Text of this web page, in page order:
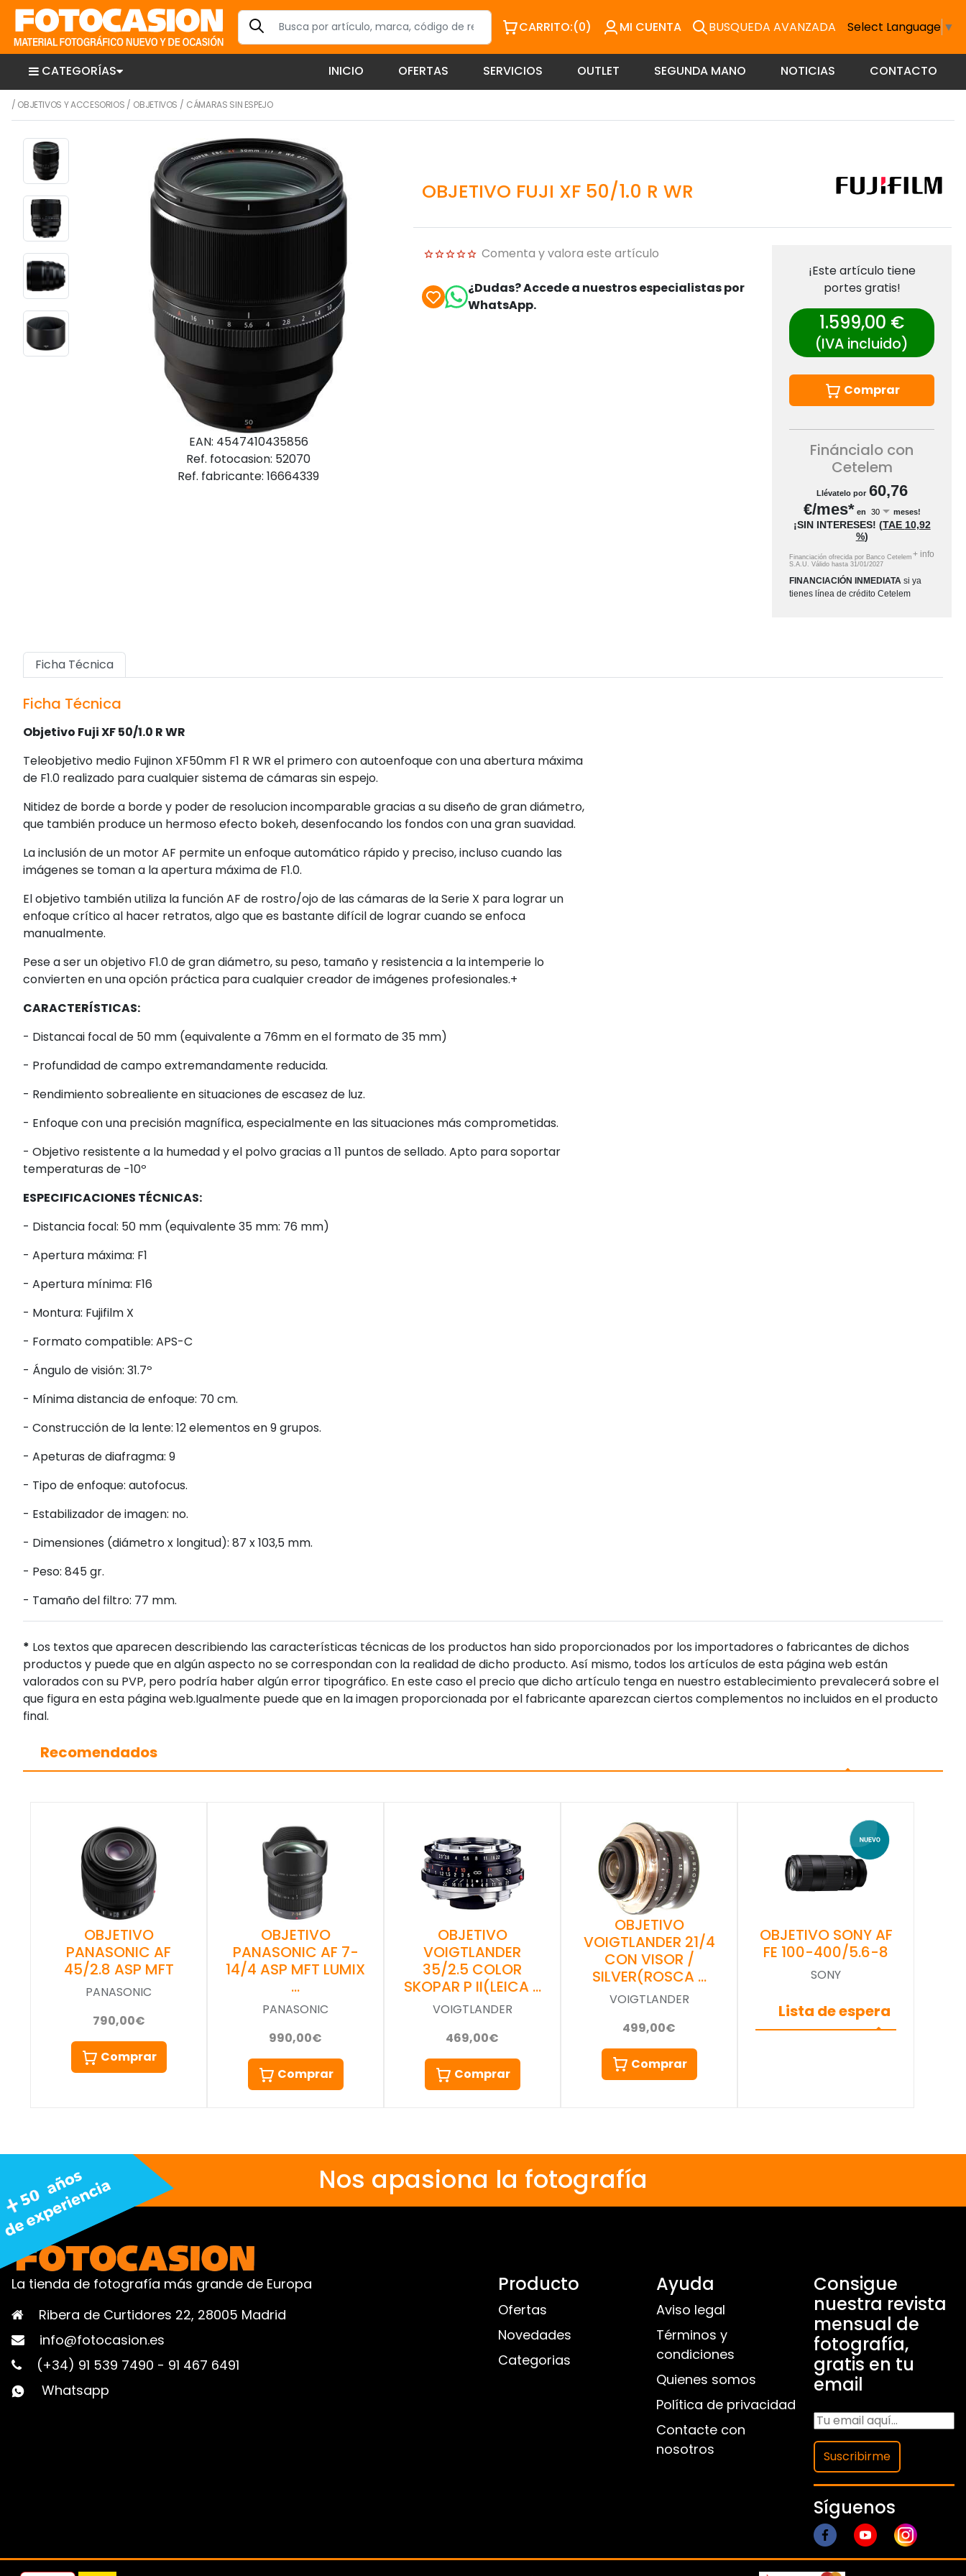
CARRITO:(0) MI CUENTA BUSQUEDA AVANZADA Select Language ▼
CATEGORÍAS INICIO OFERTAS SERVICIOS OUTLET SEGUNDA MANO NOTICIAS CONTACTO
/ OBJETIVOS Y ACCESORIOS / OBJETIVOS / CÁMARAS SIN ESPEJO
EAN: 4547410435856
Ref. fotocasion: 52070
Ref. fabricante: 16664339
OBJETIVO FUJI XF 50/1.0 R WR
Comenta y valora este artículo
¿Dudas? Accede a nuestros especialistas por
WhatsApp.
¡Este artículo tiene
portes gratis!
1.599,00 €
(IVA incluido)
Comprar
Fináncialo con
Cetelem
Llévatelo por 60,76
€/mes* en meses!
¡SIN INTERESES! (TAE 10,92
%)
Financiación ofrecida por Banco Cetelem
S.A.U.Válido hasta31/01/2027
+ info
FINANCIACIÓN INMEDIATA si ya
tienes línea de crédito Cetelem
Ficha Técnica
Ficha Técnica
Objetivo Fuji XF 50/1.0 R WR
Teleobjetivo medio Fujinon XF50mm F1 R WR el primero con autoenfoque con una abertura máxima
de F1.0 realizado para cualquier sistema de cámaras sin espejo.
Nitidez de borde a borde y poder de resolucion incomparable gracias a su diseño de gran diámetro,
que también produce un hermoso efecto bokeh, desenfocando los fondos con una gran suavidad.
La inclusión de un motor AF permite un enfoque automático rápido y preciso, incluso cuando las
imágenes se toman a la apertura máxima de F1.0.
El objetivo también utiliza la función AF de rostro/ojo de las cámaras de la Serie X para lograr un
enfoque crítico al hacer retratos, algo que es bastante difícil de lograr cuando se enfoca
manualmente.
Pese a ser un objetivo F1.0 de gran diámetro, su peso, tamaño y resistencia a la intemperie lo
convierten en una opción práctica para cualquier creador de imágenes profesionales.+
CARACTERÍSTICAS:
- Distancai focal de 50 mm (equivalente a 76mm en el formato de 35 mm)
- Profundidad de campo extremandamente reducida.
- Rendimiento sobrealiente en situaciones de escasez de luz.
- Enfoque con una precisión magnífica, especialmente en las situaciones más comprometidas.
- Objetivo resistente a la humedad y el polvo gracias a 11 puntos de sellado. Apto para soportar
temperaturas de -10º
ESPECIFICACIONES TÉCNICAS:
- Distancia focal: 50 mm (equivalente 35 mm: 76 mm)
- Apertura máxima: F1
- Apertura mínima: F16
- Montura: Fujifilm X
- Formato compatible: APS-C
- Ángulo de visión: 31.7º
- Mínima distancia de enfoque: 70 cm.
- Construcción de la lente: 12 elementos en 9 grupos.
- Apeturas de diafragma: 9
- Tipo de enfoque: autofocus.
- Estabilizador de imagen: no.
- Dimensiones (diámetro x longitud): 87 x 103,5 mm.
- Peso: 845 gr.
- Tamaño del filtro: 77 mm.
* Los textos que aparecen describiendo las características técnicas de los productos han sido proporcionados por los importadores o fabricantes de dichos
productos y puede que en algún aspecto no se correspondan con la realidad de dicho producto. Así mismo, todos los artículos de esta página web están
valorados con su PVP, pero podría haber algún error tipográfico. En este caso el precio que dicho artículo tenga en nuestro establecimiento prevalecerá sobre el
que figura en esta página web.Igualmente puede que en la imagen proporcionada por el fabricante aparezcan ciertos complementos no incluidos en el producto
final.
Recomendados
OBJETIVO
PANASONIC AF
45/2.8 ASP MFT
PANASONIC
790,00€
Comprar
OBJETIVO
PANASONIC AF 7-
14/4 ASP MFT LUMIX
…
PANASONIC
990,00€
Comprar
OBJETIVO
VOIGTLANDER
35/2.5 COLOR
SKOPAR P II(LEICA …
VOIGTLANDER
469,00€
Comprar
OBJETIVO
VOIGTLANDER 21/4
CON VISOR /
SILVER(ROSCA …
VOIGTLANDER
499,00€
Comprar
OBJETIVO SONY AF
FE 100-400/5.6-8
SONY
Lista de espera
Nos apasiona la fotografía
La tienda de fotografía más grande de Europa
Ribera de Curtidores 22, 28005 Madrid
info@fotocasion.es
(+34) 91 539 7490 - 91 467 6491
Whatsapp
Producto
Ofertas
Novedades
Categorias
Ayuda
Aviso legal
Términos y
condiciones
Quienes somos
Política de privacidad
Contacte con
nosotros
Consigue
nuestra revista
mensual de
fotografía,
gratis en tu
email
Suscribirme
Síguenos